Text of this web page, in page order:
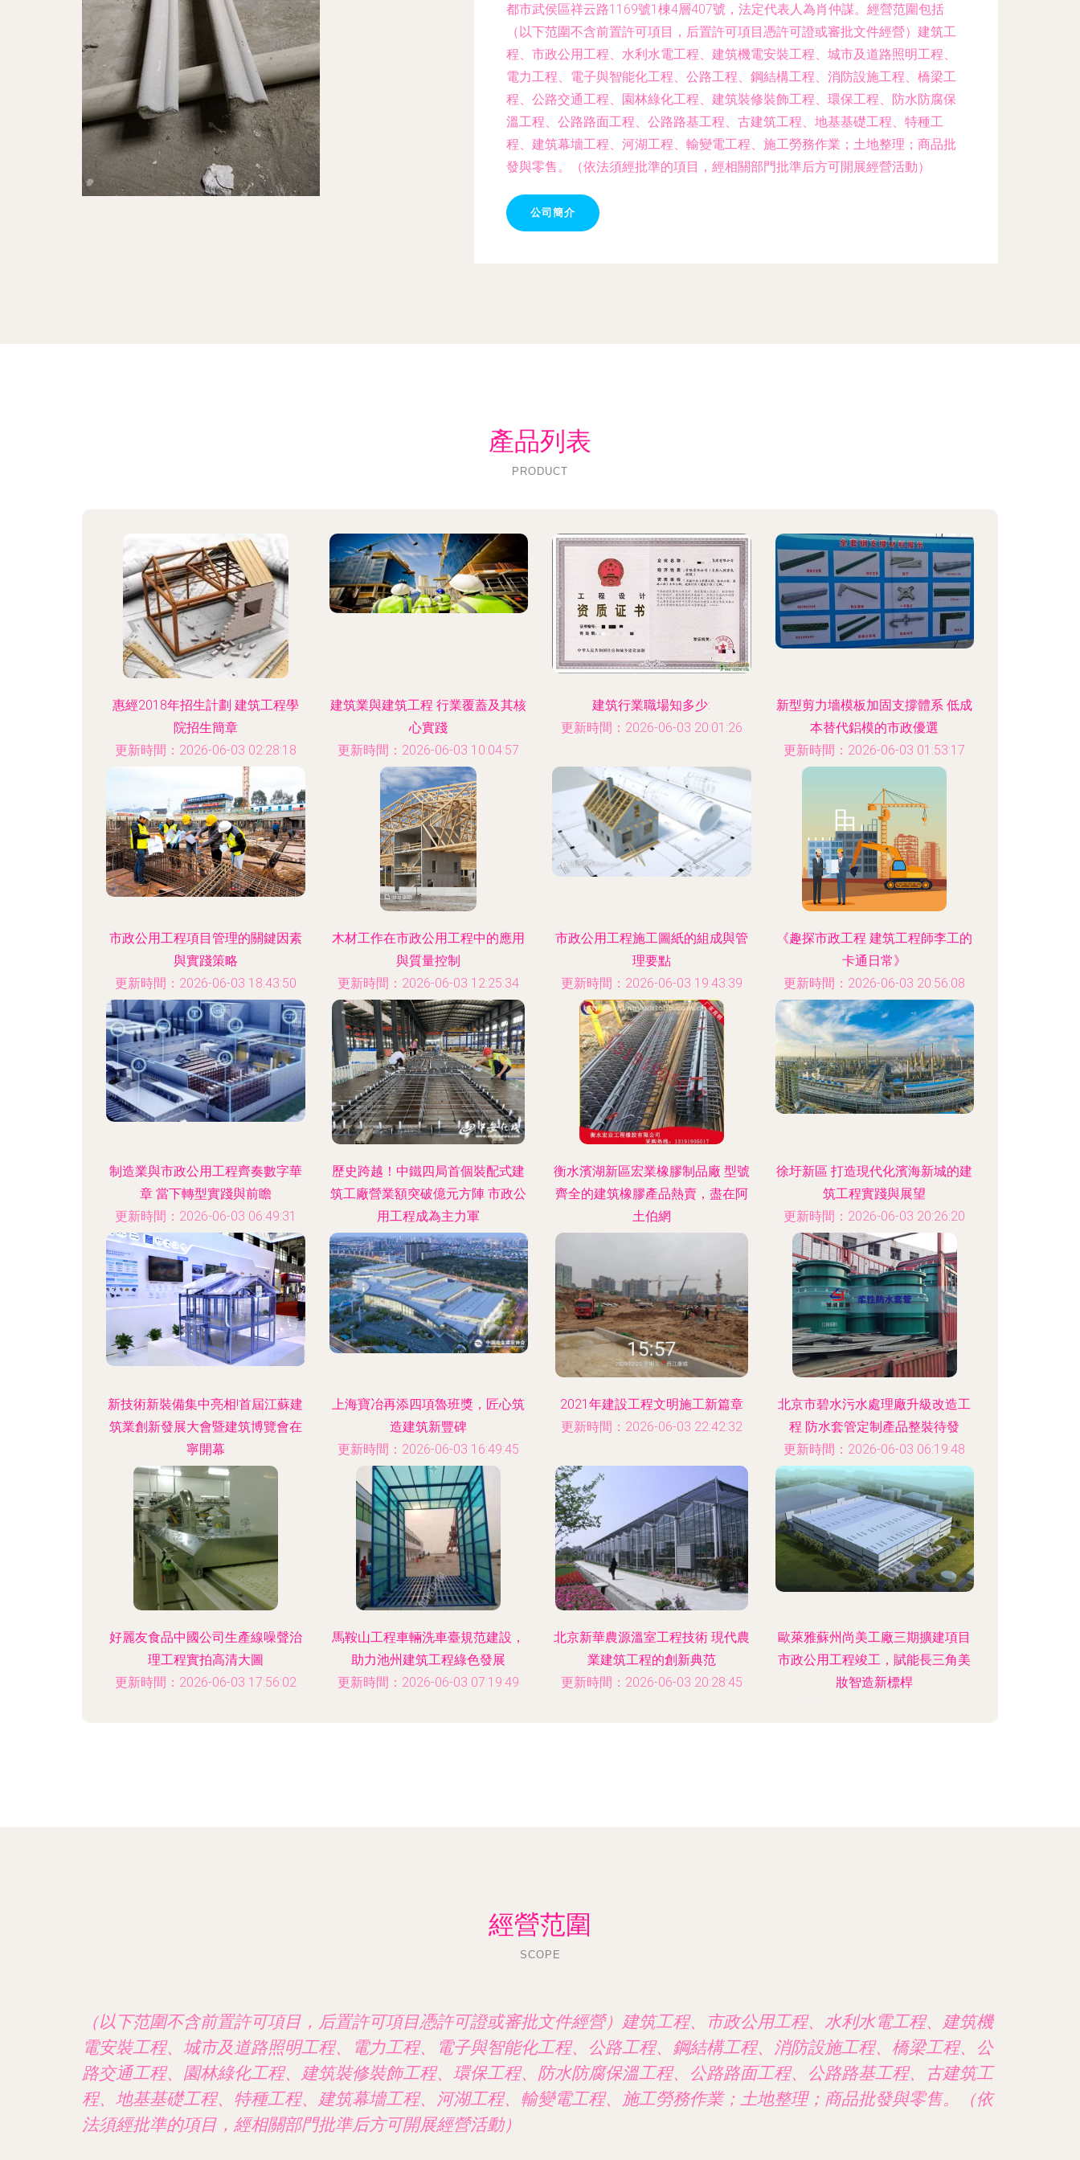
都市武侯區祥云路1169號1棟4層407號，法定代表人為肖仲謀。經營范圍包括
（以下范圍不含前置許可項目，后置許可項目憑許可證或審批文件經營）建筑工
程、市政公用工程、水利水電工程、建筑機電安裝工程、城市及道路照明工程、
電力工程、電子與智能化工程、公路工程、鋼結構工程、消防設施工程、橋梁工
程、公路交通工程、園林綠化工程、建筑裝修裝飾工程、環保工程、防水防腐保
溫工程、公路路面工程、公路路基工程、古建筑工程、地基基礎工程、特種工
程、建筑幕墻工程、河湖工程、輸變電工程、施工勞務作業；土地整理；商品批
發與零售。（依法須經批準的項目，經相關部門批準后方可開展經營活動）
公司簡介
產品列表
PRODUCT
惠經2018年招生計劃 建筑工程學
院招生簡章
更新時間：2026-06-03 02:28:18
建筑業與建筑工程 行業覆蓋及其核
心實踐
更新時間：2026-06-03 10:04:57
建筑行業職場知多少:
更新時間：2026-06-03 20:01:26
新型剪力墻模板加固支撐體系 低成
本替代鋁模的市政優選
更新時間：2026-06-03 01:53:17
市政公用工程項目管理的關鍵因素
與實踐策略
更新時間：2026-06-03 18:43:50
木材工作在市政公用工程中的應用
與質量控制
更新時間：2026-06-03 12:25:34
市政公用工程施工圖紙的組成與管
理要點
更新時間：2026-06-03 19:43:39
《趣探市政工程 建筑工程師李工的
卡通日常》
更新時間：2026-06-03 20:56:08
制造業與市政公用工程齊奏數字華
章 當下轉型實踐與前瞻
更新時間：2026-06-03 06:49:31
歷史跨越！中鐵四局首個裝配式建
筑工廠營業額突破億元方陣 市政公
用工程成為主力軍
更新時間：2026-06-03 22:13:48
衡水濱湖新區宏業橡膠制品廠 型號
齊全的建筑橡膠產品熱賣，盡在阿
土伯網
更新時間：2026-06-03 05:09:58
徐圩新區 打造現代化濱海新城的建
筑工程實踐與展望
更新時間：2026-06-03 20:26:20
新技術新裝備集中亮相!首屆江蘇建
筑業創新發展大會暨建筑博覽會在
寧開幕
更新時間：2026-06-03 06:51:26
上海寶冶再添四項魯班獎，匠心筑
造建筑新豐碑
更新時間：2026-06-03 16:49:45
2021年建設工程文明施工新篇章
更新時間：2026-06-03 22:42:32
北京市碧水污水處理廠升級改造工
程 防水套管定制產品整裝待發
更新時間：2026-06-03 06:19:48
好麗友食品中國公司生產線噪聲治
理工程實拍高清大圖
更新時間：2026-06-03 17:56:02
馬鞍山工程車輛洗車臺規范建設，
助力池州建筑工程綠色發展
更新時間：2026-06-03 07:19:49
北京新華農源溫室工程技術 現代農
業建筑工程的創新典范
更新時間：2026-06-03 20:28:45
歐萊雅蘇州尚美工廠三期擴建項目
市政公用工程竣工，賦能長三角美
妝智造新標桿
經營范圍
SCOPE
（以下范圍不含前置許可項目，后置許可項目憑許可證或審批文件經營）建筑工程、市政公用工程、水利水電工程、建筑機
電安裝工程、城市及道路照明工程、電力工程、電子與智能化工程、公路工程、鋼結構工程、消防設施工程、橋梁工程、公
路交通工程、園林綠化工程、建筑裝修裝飾工程、環保工程、防水防腐保溫工程、公路路面工程、公路路基工程、古建筑工
程、地基基礎工程、特種工程、建筑幕墻工程、河湖工程、輸變電工程、施工勞務作業；土地整理；商品批發與零售。（依
法須經批準的項目，經相關部門批準后方可開展經營活動）